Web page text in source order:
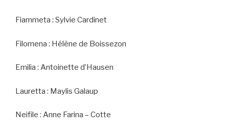
Fiammeta : Sylvie Cardinet
Filomena : Hélène de Boissezon
Emilia : Antoinette d’Hausen
Lauretta : Maylis Galaup
Neifile : Anne Farina – Cotte